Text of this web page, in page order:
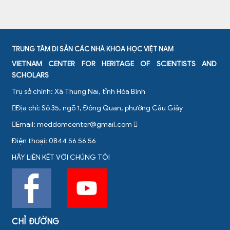
TRUNG TÂM DI SẢN CÁC NHÀ KHOA HỌC VIỆT NAM
VIETNAM CENTER FOR HERITAGE OF SCIENTISTS AND
SCHOLARS
Trụ sở chính: Xã Thung Nai, tỉnh Hòa Bình
Địa chỉ: Số 35, ngõ 1, Đông Quan, phường Cầu Giấy
Email: meddomcenter@gmail.com
Điện thoại: 0844 56 56 56
HÃY LIÊN KẾT VỚI CHÚNG TÔI
CHỈ ĐƯỜNG